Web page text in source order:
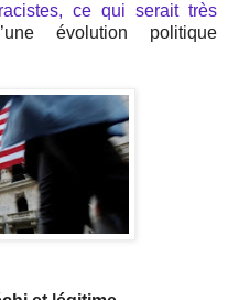
ce qui serait très
évolution politique